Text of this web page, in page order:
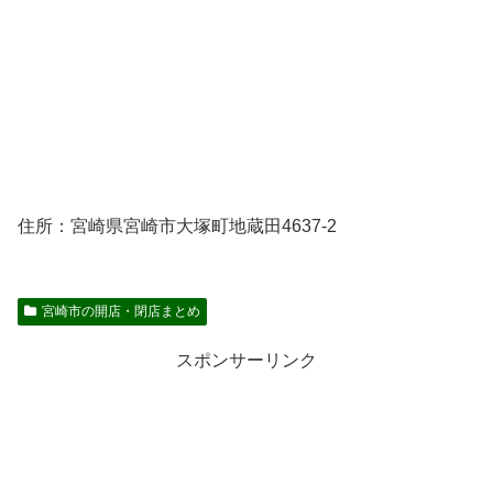
住所：宮崎県宮崎市大塚町地蔵田4637-2
宮崎市の開店・閉店まとめ
スポンサーリンク